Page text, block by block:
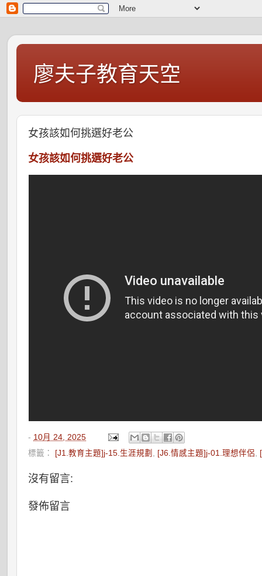
廖夫子教育天空
女孩該如何挑選好老公
女孩該如何挑選好老公
- 10月 24, 2025
標籤： [J1.教育主題]j-15.生涯規劃 , [J6.情感主題]j-01.理想伴侶,
沒有留言:
發佈留言